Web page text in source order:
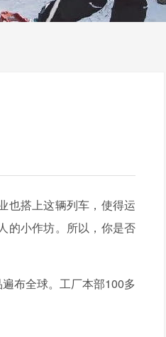
也搭上这辆列车，使得运
的小作坊。所以，你是否
布全球。工厂本部100多